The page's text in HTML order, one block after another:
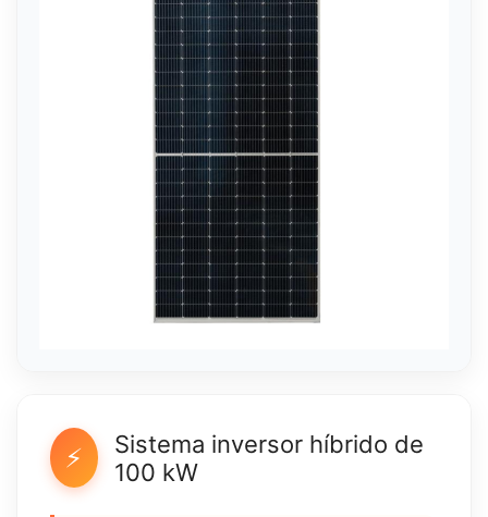
⚡
Sistema inversor híbrido de
100 kW